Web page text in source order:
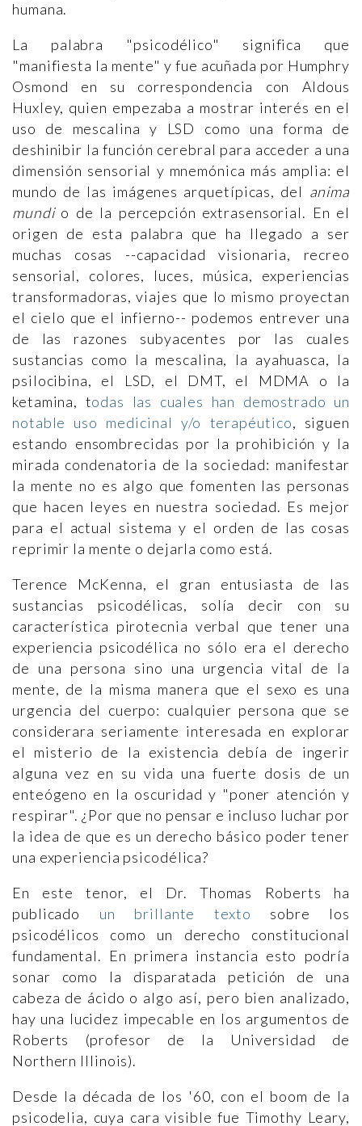
humana.
La palabra "psicodélico" significa que
"manifiesta la mente" y fue acuñada por Humphry
Osmond en su correspondencia con Aldous
Huxley, quien empezaba a mostrar interés en el
uso de mescalina y LSD como una forma de
deshinibir la función cerebral para acceder a una
dimensión sensorial y mnemónica más amplia: el
mundo de las imágenes arquetípicas, del anima
mundio de la percepción extrasensorial. En el
origen de esta palabra que ha llegado a ser
muchas cosas --capacidad visionaria, recreo
sensorial, colores, luces, música, experiencias
transformadoras, viajes que lo mismo proyectan
el cielo que el infierno-- podemos entrever una
de las razones subyacentes por las cuales
sustancias como la mescalina, la ayahuasca, la
psilocibina, el LSD, el DMT, el MDMA o la
ketamina, todas las cuales han demostrado un
notable uso medicinal y/o terapéutico, siguen
estando ensombrecidas por la prohibición y la
mirada condenatoria de la sociedad: manifestar
la mente no es algo que fomenten las personas
que hacen leyes en nuestra sociedad. Es mejor
para el actual sistema y el orden de las cosas
reprimir la mente o dejarla como está.
Terence McKenna, el gran entusiasta de las
sustancias psicodélicas, solía decir con su
característica pirotecnia verbal que tener una
experiencia psicodélica no sólo era el derecho
de una persona sino una urgencia vital de la
mente, de la misma manera que el sexo es una
urgencia del cuerpo: cualquier persona que se
considerara seriamente interesada en explorar
el misterio de la existencia debía de ingerir
alguna vez en su vida una fuerte dosis de un
enteógeno en la oscuridad y "poner atención y
respirar". ¿Por que no pensar e incluso luchar por
la idea de que es un derecho básico poder tener
una experiencia psicodélica?
En este tenor, el Dr. Thomas Roberts ha
publicado un brillante texto sobre los
psicodélicos como un derecho constitucional
fundamental. En primera instancia esto podría
sonar como la disparatada petición de una
cabeza de ácido o algo así, pero bien analizado,
hay una lucidez impecable en los argumentos de
Roberts (profesor de la Universidad de
Northern Illinois).
Desde la década de los '60, con el boom de la
psicodelia, cuya cara visible fue Timothy Leary,